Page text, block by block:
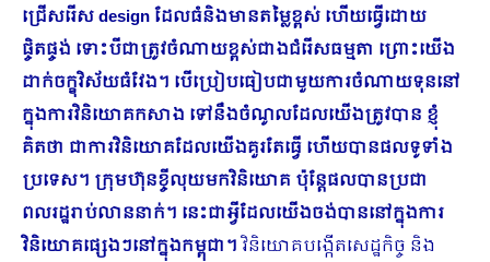
ជ្រើសរើសdesign ដែលធំនិងមានតម្លៃខ្ពស់ ហើយធ្វើដោយ
ផ្ចិតផ្ចង់ ទោះបីជាត្រូវចំណាយខ្ពស់ជាងជំរើសធម្មតា ព្រោះយើង
ដាក់ចក្ខុវិស័យធំវែង។ បើប្រៀបធៀបជាមួយការចំណាយទុននៅ
ក្នុងការវិនិយោគកសាង ទៅនឹងចំណូលដែលយើងត្រូវបាន ខ្ញុំ
គិតថា ជា​ការវិនិយោគដែលយើងគួរតែធ្វើ ហើយបានផលទូទាំង
ប្រទេស។ ក្រុមហ៊ុនខ្ចីលុយមកវិនិយោគ ប៉ុន្តែផលបានប្រជា
ពលរដ្ឋរាប់លាននាក់។ នេះជាអ្វីដែលយើងចង់បាននៅក្នុងការ
វិនិយោគផ្សេងៗនៅក្នុងកម្ពុជា។វិនិយោគបង្កើតសេដ្ឋកិច្ច និង